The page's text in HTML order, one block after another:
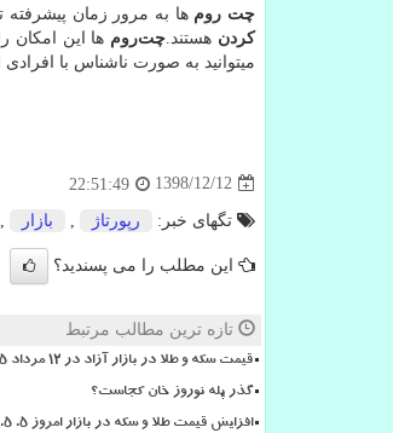
چت روم‌ ها به مرور زمان
کردن هستند.چت‌روم‌ ها این امکان
میتوانید به صورت ناشناس با افرادی
1398/12/12
22:51:49
تگهای خبر: رپورتاژ بازار
این مطلب را می پسندید؟
تازه ترین مطالب مرتبط
قیمت سکه و طلا در بازار آزاد در ۱۲ مرداد ۱۴۰۵
گذر پله نوروز خان کجاست؟
افزایش قیمت طلا و سکه در بازار امروز ۵. ۵. ۱۴۰۵